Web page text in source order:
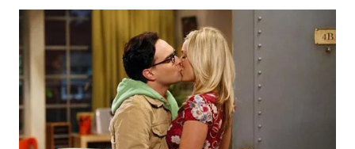
TEBING
WN
PAKPAK
WN